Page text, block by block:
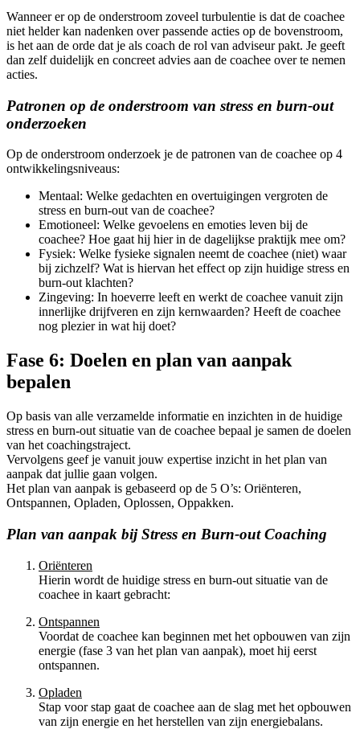
Wanneer er op de onderstroom zoveel turbulentie is dat de coachee
niet helder kan nadenken over passende acties op de bovenstroom,
is het aan de orde dat je als coach de rol van adviseur pakt. Je geeft
dan zelf duidelijk en concreet advies aan de coachee over te nemen
acties.
Patronen op de onderstroom van stress en burn-out
onderzoeken
Op de onderstroom onderzoek je de patronen van de coachee op 4
ontwikkelingsniveaus:
Mentaal: Welke gedachten en overtuigingen vergroten de
stress en burn-out van de coachee?
Emotioneel: Welke gevoelens en emoties leven bij de
coachee? Hoe gaat hij hier in de dagelijkse praktijk mee om?
Fysiek: Welke fysieke signalen neemt de coachee (niet) waar
bij zichzelf? Wat is hiervan het effect op zijn huidige stress en
burn-out klachten?
Zingeving: In hoeverre leeft en werkt de coachee vanuit zijn
innerlijke drijfveren en zijn kernwaarden? Heeft de coachee
nog plezier in wat hij doet?
Fase 6: Doelen en plan van aanpak
bepalen
Op basis van alle verzamelde informatie en inzichten in de huidige
stress en burn-out situatie van de coachee bepaal je samen de doelen
van het coachingstraject.
Vervolgens geef je vanuit jouw expertise inzicht in het plan van
aanpak dat jullie gaan volgen.
Het plan van aanpak is gebaseerd op de 5 O’s: Oriënteren,
Ontspannen, Opladen, Oplossen, Oppakken.
Plan van aanpak bij Stress en Burn-out Coaching
Oriënteren
Hierin wordt de huidige stress en burn-out situatie van de
coachee in kaart gebracht:
Ontspannen
Voordat de coachee kan beginnen met het opbouwen van zijn
energie (fase 3 van het plan van aanpak), moet hij eerst
ontspannen.
Opladen
Stap voor stap gaat de coachee aan de slag met het opbouwen
van zijn energie en het herstellen van zijn energiebalans.